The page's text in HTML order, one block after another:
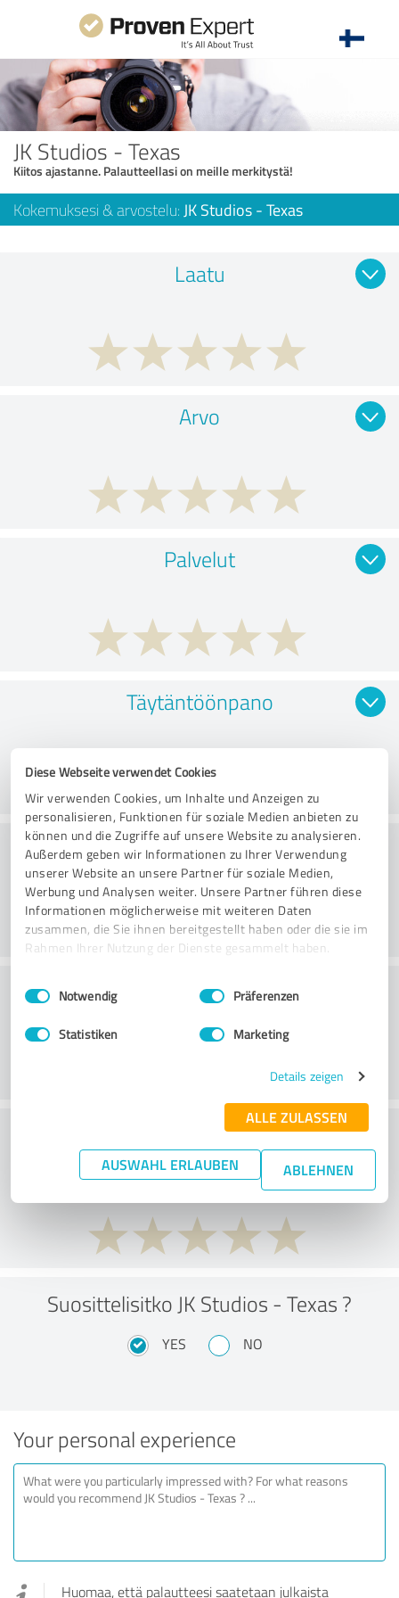
Diese Webseite verwendet Cookies
Wir verwenden Cookies, um Inhalte und Anzeigen zu
personalisieren, Funktionen für soziale Medien anbieten zu
können und die Zugriffe auf unsere Website zu analysieren.
Außerdem geben wir Informationen zu Ihrer Verwendung
unserer Website an unsere Partner für soziale Medien,
Werbung und Analysen weiter. Unsere Partner führen diese
Informationen möglicherweise mit weiteren Daten
zusammen, die Sie ihnen bereitgestellt haben oder die sie im
Rahmen Ihrer Nutzung der Dienste gesammelt haben.
Impressum Datenschutzbestimmungen
Einwilligungsauswahl
Notwendig Präferenzen
Statistiken Marketing
Details zeigen
ALLE ZULASSEN
AUSWAHL ERLAUBEN ABLEHNEN
JK Studios - Texas
Kiitos ajastanne. Palautteellasi on meille merkitystä!
Kokemuksesi & arvostelu: JK Studios - Texas
Laatu
Arvo
Palvelut
Täytäntöönpano
Konsultointi
Asiakaspalvelu
What do you think of the price to
performance ratio?
Suosittelisitko JK Studios - Texas ?
YES NO
Your personal experience
Huomaa, että palautteesi saatetaan julkaista